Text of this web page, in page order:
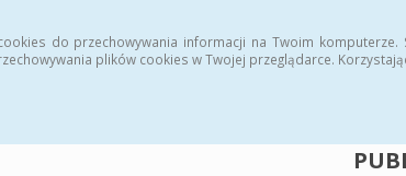
do przechowywania informacji na Twoim
plików cookies w Twojej przeglądarce.